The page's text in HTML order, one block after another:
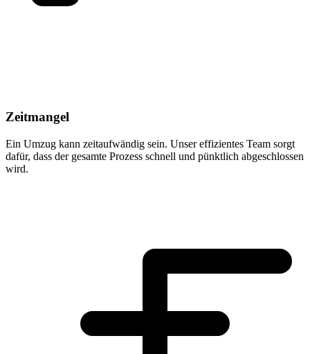
Zeitmangel
Ein Umzug kann zeitaufwändig sein. Unser effizientes Team sorgt
dafür, dass der gesamte Prozess schnell und pünktlich abgeschlossen
wird.